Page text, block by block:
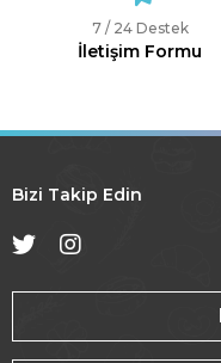
7 / 24 Destek
İletişim Formu
Bizi Takip Edin